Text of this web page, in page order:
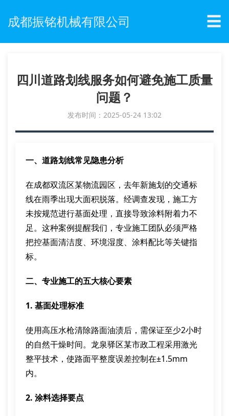
成都振铭机械有限公司 ☰
四川道路划线服务如何避免施工质量
问题？
发布时间：2025-05-24 13:02
一、道路划线常见隐患分析
在成都双流区某物流园区，去年新施划的交通标
线在雨季出现大面积脱落。经调查发现，施工方
未按规范进行基面处理，直接导致涂料附着力不
足。这种案例提醒我们，专业施工团队必须严格
把控基面清洁度、环境湿度、涂料配比等关键指
标。
二、专业施工的五大核心要素
1. 基面处理标准
使用高压水枪清除路面油渍后，需保证至少2小时
的自然干燥时间。龙泉驿区某市政工程采用激光
整平技术，使路面平整度误差控制在±1.5mm
内。
2. 涂料选择要点